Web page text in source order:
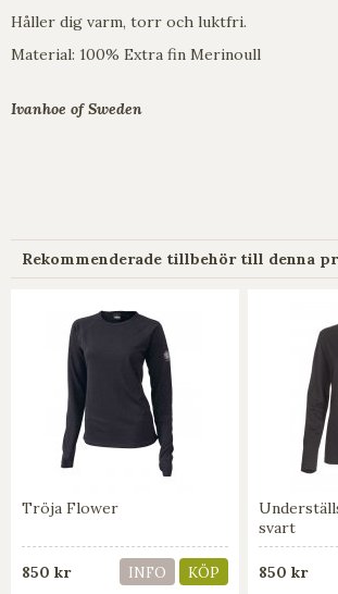
Håller dig varm, torr och luktfri.
Material: 100% Extra fin Merinoull
Ivanhoe of Sweden
Rekommenderade tillbehör till denna
Tröja Flower
850 kr INFO KÖP
svart
850 kr